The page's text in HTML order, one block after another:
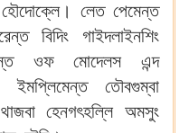
হৌদোক্লে। লেত পেমেন্ত
বিদিং গাইদলাইনশিং
ওফ মোদেলস এন্দ
ইমপ্লিমেন্ত তৌবগুম্বা
হেনগৎহল্লি অমসুং